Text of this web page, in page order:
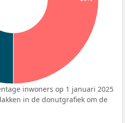
inwoners op 1 januari 2025
in de donutgrafiek om de